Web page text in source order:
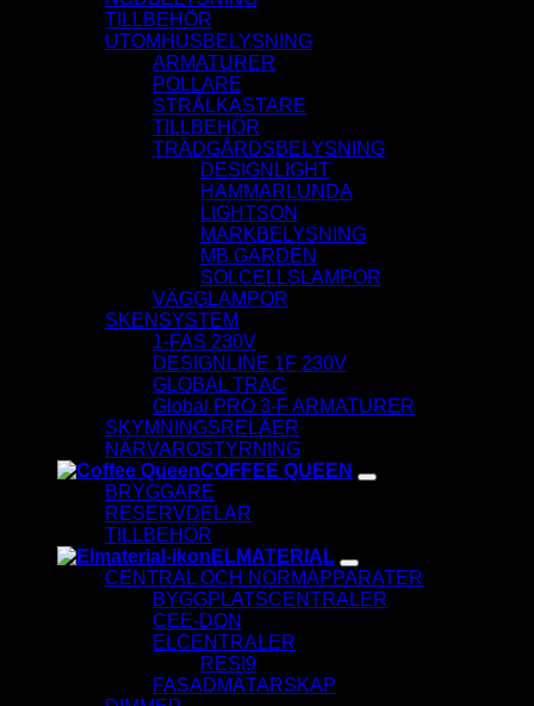
TILLBEHÖR
UTOMHUSBELYSNING
ARMATURER
POLLARE
STRÅLKASTARE
TILLBEHÖR
TRÄDGÅRDSBELYSNING
DESIGNLIGHT
HAMMARLUNDA
LIGHTSON
MARKBELYSNING
MB GARDEN
SOLCELLSLAMPOR
VÄGGLAMPOR
SKENSYSTEM
1-FAS 230V
DESIGNLINE 1F 230V
GLOBAL TRAC
Global PRO 3-F ARMATURER
SKYMNINGSRELÄER
NÄRVAROSTYRNING
COFFEE QUEEN
BRYGGARE
RESERVDELAR
TILLBEHÖR
ELMATERIAL
CENTRAL OCH NORMAPPARATER
BYGGPLATSCENTRALER
CEE-DON
ELCENTRALER
RESI9
FASADMÄTARSKAP